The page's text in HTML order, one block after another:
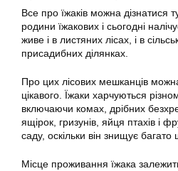
Все про їжаків можна дізнатися
родини їжакових і сьогодні
живе і в листяних лісах, і в
присадибних ділянках.
Про цих лісових мешканців
цікавого. Їжаки харчуються
включаючи комах, дрібних
ящірок, гризунів, яйця птахів і
саду, оскільки він знищує багато
Місце проживання їжака